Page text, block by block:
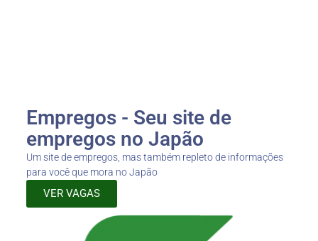
Empregos - Seu site de
empregos no Japão
Um site de empregos, mas também repleto de informações
para você que mora no Japão
VER VAGAS